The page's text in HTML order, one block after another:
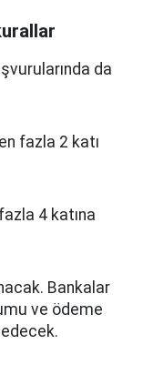
da
fazla 2 katı
4 katına
Bankalar
ve ödeme